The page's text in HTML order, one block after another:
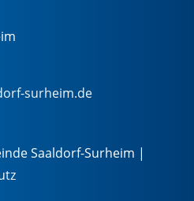
surheim.de
Saaldorf-Surheim |